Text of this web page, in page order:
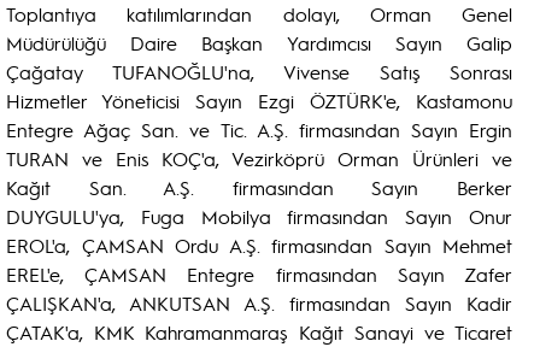
Toplantıya katılımlarından dolayı, Orman Genel
Müdürülüğü Daire Başkan Yardımcısı Sayın Galip
Çağatay TUFANOĞLU'na, Vivense Satış Sonrası
Hizmetler Yöneticisi Sayın Ezgi ÖZTÜRK'e, Kastamonu
Entegre Ağaç San. ve Tic. A.Ş. firmasından Sayın Ergin
TURAN ve Enis KOÇ'a, Vezirköprü Orman Ürünleri ve
Kağıt San. A.Ş. firmasından Sayın Berker
DUYGULU'ya, Fuga Mobilya firmasından Sayın Onur
EROL'a, ÇAMSAN Ordu A.Ş. firmasından Sayın Mehmet
EREL'e, ÇAMSAN Entegre firmasından Sayın Zafer
ÇALIŞKAN'a, ANKUTSAN A.Ş. firmasından Sayın Kadir
ÇATAK'a, KMK Kahramanmaraş Kağıt Sanayi ve Ticaret